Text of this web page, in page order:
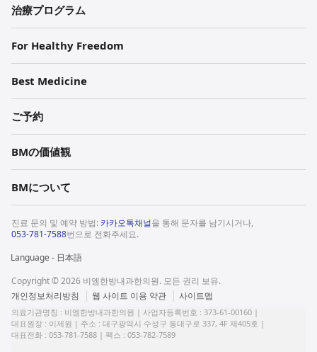
治療プログラム
For Healthy Freedom
Best Medicine
ご予約
BMの価値観
BMについて
진료 문의 및 예약 방법: 카카오톡채널을 통해 문자를 남기시거나,
053-781-7588번으로 전화주세요.
Language - 日本語
Copyright © 2026 비엠한방내과한의원. 모든 권리 보유.
개인정보처리방침
웹 사이트 이용 약관
판
매
및
환
법
적
고
지
사이트맵
의료기관명칭 : 비엠한방내과한의원 | 사업자등록번호 : 373-61-00160 |
대표원장 : 이제원 | 주소 : 대구광역시 수성구 동대구로 337, 4F 제405호 |
대표전화 : 053-781-7588 | 팩스 : 053-782-7589